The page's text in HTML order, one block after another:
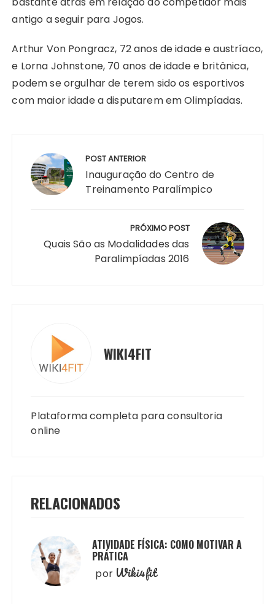
antigo a seguir para Jogos.
Arthur Von Pongracz, 72 anos de idade e austríaco,
e Lorna Johnstone, 70 anos de idade e britânica,
podem se orgulhar de terem sido os esportivos
com maior idade a disputarem em Olimpíadas.
Post
POST ANTERIOR
Inauguração do Centro de
Treinamento Paralímpico
PRÓXIMO POST
Quais São as Modalidades das
Paralimpíadas 2016
WIKI4FIT
Plataforma completa para consultoria
online
RELACIONADOS
ATIVIDADE FÍSICA: COMO MOTIVAR A
PRÁTICA
por Wiki4fit